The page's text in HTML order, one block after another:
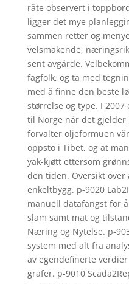
råte observert i
ligger det mye
sammen retter og
velsmakende,
sent avgårde.
fagfolk, og ta med
med å finne den beste
størrelse og type. I
til Norge når det gjelder
forvalter oljeformuen
oppsto i Tibet, og at
yak-kjøtt ettersom
den tiden. Oversikt
enkeltbygg. p-9020
manuell datafangst for
slam samt mat og
Næring og Nytelse. p-
system med alt fra
av egendefinerte
grafer. p-9010